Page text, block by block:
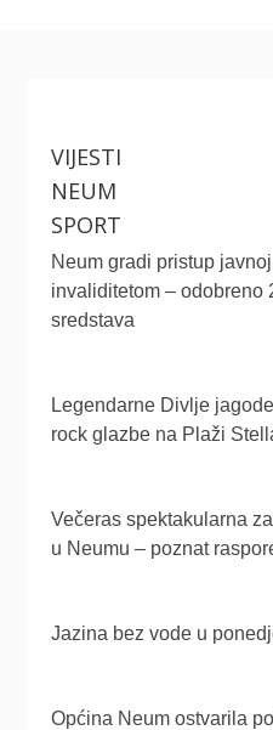
VIJESTI
NEUM
SPORT
Neum gradi pristup
invaliditetom – odobreno
sredstava
Legendarne Divlje
rock glazbe na Plaži
Večeras spektakularna
u Neumu – poznat
Jazina bez vode u
Općina Neum ostvarila